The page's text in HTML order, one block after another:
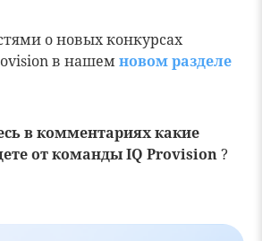
о новых конкурсах
в нашемновом разделе
в комментариях какие
от команды IQ Provision?